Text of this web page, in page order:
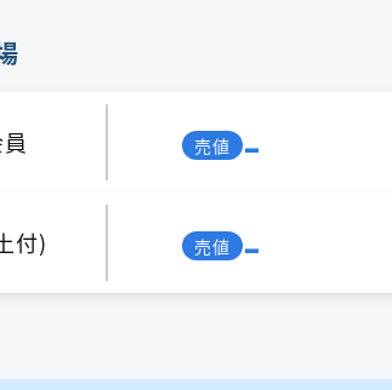
売値 -
付) 売値 -